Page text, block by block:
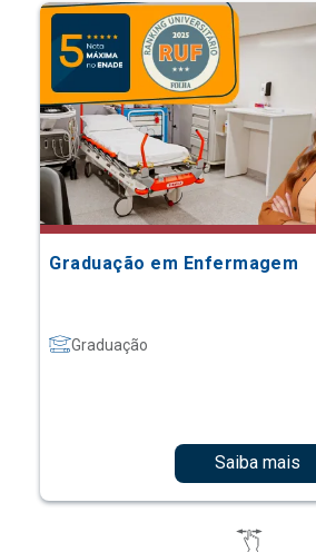
Graduação em Enfermagem
Graduação
Saiba mais